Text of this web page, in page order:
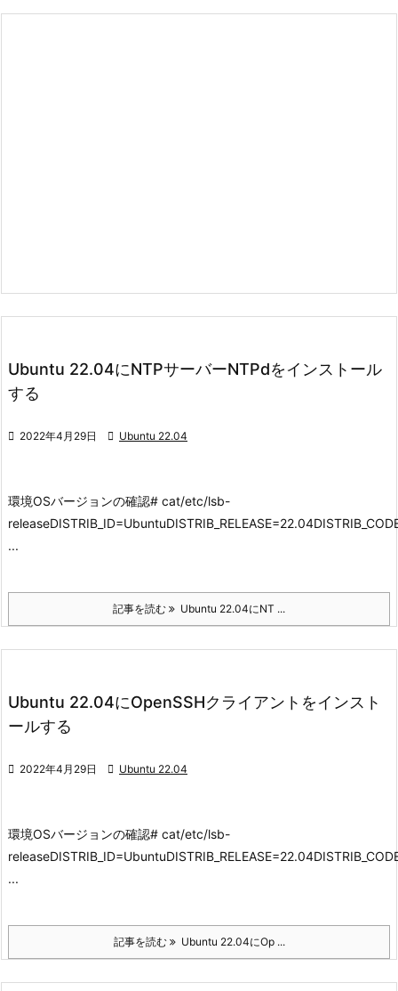
Ubuntu 22.04にNTPサーバーNTPdをインストール
する
 2022年4月29日  Ubuntu 22.04
環境OSバージョンの確認# cat/etc/lsb-
...
記事を読む Ubuntu 22.04にNT ...
Ubuntu 22.04にOpenSSHクライアントをインスト
ールする
 2022年4月29日  Ubuntu 22.04
環境OSバージョンの確認# cat/etc/lsb-
...
記事を読む Ubuntu 22.04にOp ...